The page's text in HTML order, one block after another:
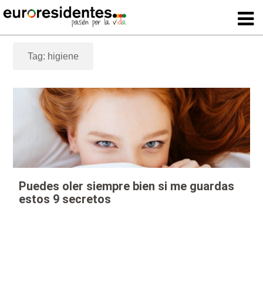
Tag: higiene
Puedes oler siempre bien si me guardas
estos 9 secretos